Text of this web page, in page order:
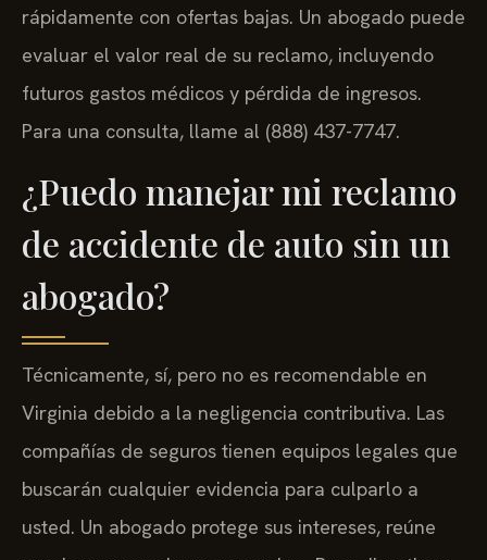
rápidamente con ofertas bajas. Un abogado puede
evaluar el valor real de su reclamo, incluyendo
futuros gastos médicos y pérdida de ingresos.
Para una consulta, llame al (888) 437-7747.
¿Puedo manejar mi reclamo
de accidente de auto sin un
abogado?
Técnicamente, sí, pero no es recomendable en
Virginia debido a la negligencia contributiva. Las
compañías de seguros tienen equipos legales que
buscarán cualquier evidencia para culparlo a
usted. Un abogado protege sus intereses, reúne